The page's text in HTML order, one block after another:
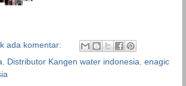
ada komentar:
, Distributor Kangen water indonesia, enagic